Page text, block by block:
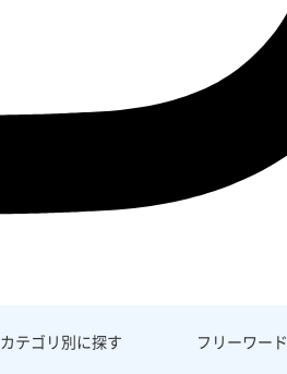
カテゴリ別に探す フリーワード